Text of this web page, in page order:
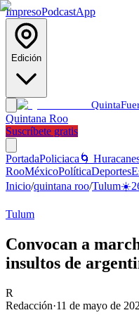
ImpresoPodcastApp
Edición
Quinta
Quintana Roo
Suscríbete gratis
PortadaPoliciaca 🌀
RooMéxicoPolíticaDeportes
Inicio/quintana roo/Tulum☀️
Tulum
Convocan a
insultos de
R
Redacción·11 de mayo de